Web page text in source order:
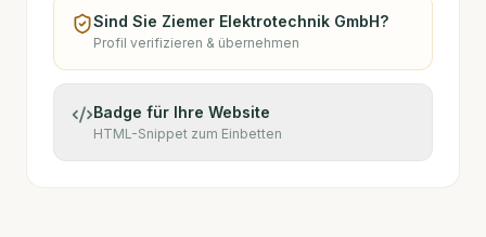
Sind Sie Ziemer Elektrotechnik GmbH?
Profil verifizieren & übernehmen
Badge für Ihre Website
HTML-Snippet zum Einbetten